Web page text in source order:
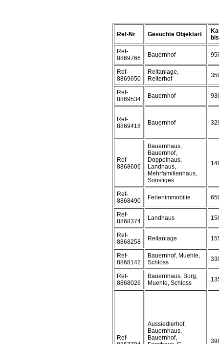
Ref-Nr Gesuchte Objektart
Ref-
8869766
Bauernhof
Ref-
8869650
Reitanlage,
Reiterhof
Ref-
8869534
Bauernhof
Ref-
8869418
Bauernhof
Ref-
8868606
Bauernhaus,
Bauernhof,
Doppelhaus,
Landhaus,
Mehrfamilienhaus,
Sonstiges
Ref-
8868490
Ferienimmobilie
Ref-
8868374
Landhaus
Ref-
8868258
Reitanlage
Ref-
8868142
Bauernhof, Muehle,
Schloss
Ref-
8868026
Bauernhaus, Burg,
Muehle, Schloss
Ref-
Aussiedlerhof,
Bauernhaus,
Bauernhof,